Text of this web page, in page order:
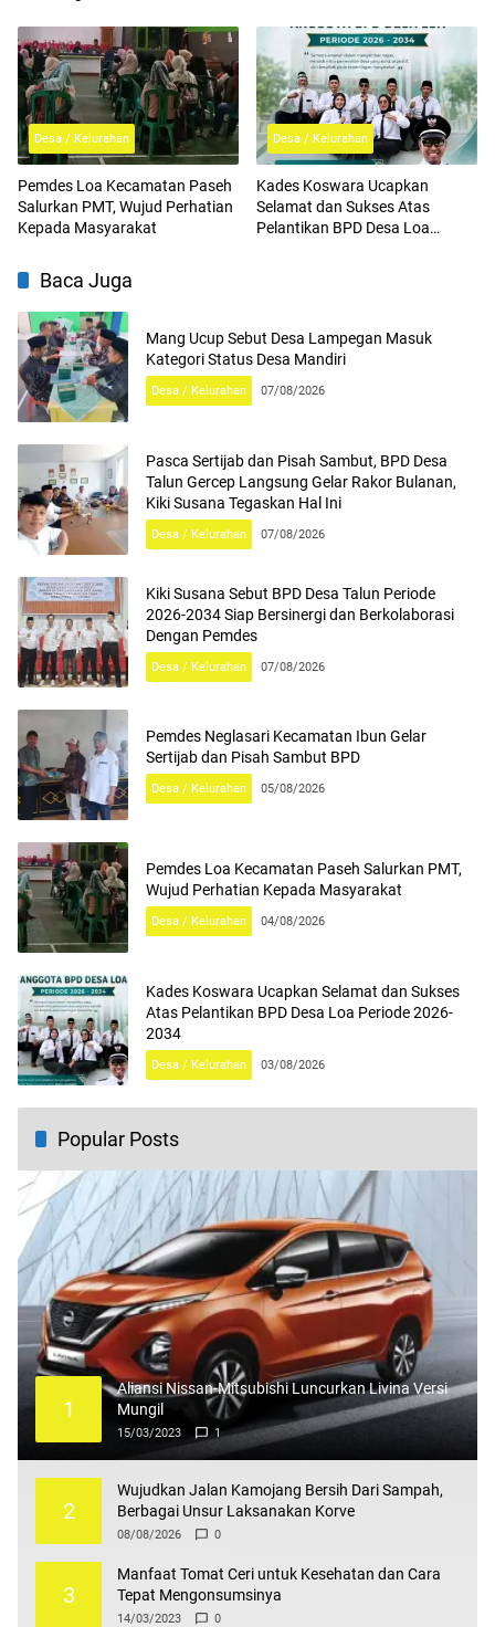
Desa / Kelurahan
Pemdes Loa Kecamatan Paseh
Salurkan PMT, Wujud Perhatian
Kepada Masyarakat
Desa / Kelurahan
Kades Koswara Ucapkan
Selamat dan Sukses Atas
Pelantikan BPD Desa Loa
Baca Juga
Mang Ucup Sebut Desa Lampegan Masuk
Kategori Status Desa Mandiri
Desa / Kelurahan 07/08/2026
Pasca Sertijab dan Pisah Sambut, BPD Desa
Talun Gercep Langsung Gelar Rakor Bulanan,
Kiki Susana Tegaskan Hal Ini
Desa / Kelurahan 07/08/2026
Kiki Susana Sebut BPD Desa Talun Periode
2026-2034 Siap Bersinergi dan Berkolaborasi
Dengan Pemdes
Desa / Kelurahan 07/08/2026
Pemdes Neglasari Kecamatan Ibun Gelar
Sertijab dan Pisah Sambut BPD
Desa / Kelurahan 05/08/2026
Pemdes Loa Kecamatan Paseh Salurkan PMT,
Wujud Perhatian Kepada Masyarakat
Desa / Kelurahan 04/08/2026
Kades Koswara Ucapkan Selamat dan Sukses
Atas Pelantikan BPD Desa Loa Periode 2026-
2034
Desa / Kelurahan 03/08/2026
Popular Posts
1
Aliansi Nissan-Mitsubishi Luncurkan Livina Versi
Mungil
15/03/2023 1
2
Wujudkan Jalan Kamojang Bersih Dari Sampah,
Berbagai Unsur Laksanakan Korve
08/08/2026 0
3
Manfaat Tomat Ceri untuk Kesehatan dan Cara
Tepat Mengonsumsinya
14/03/2023 0